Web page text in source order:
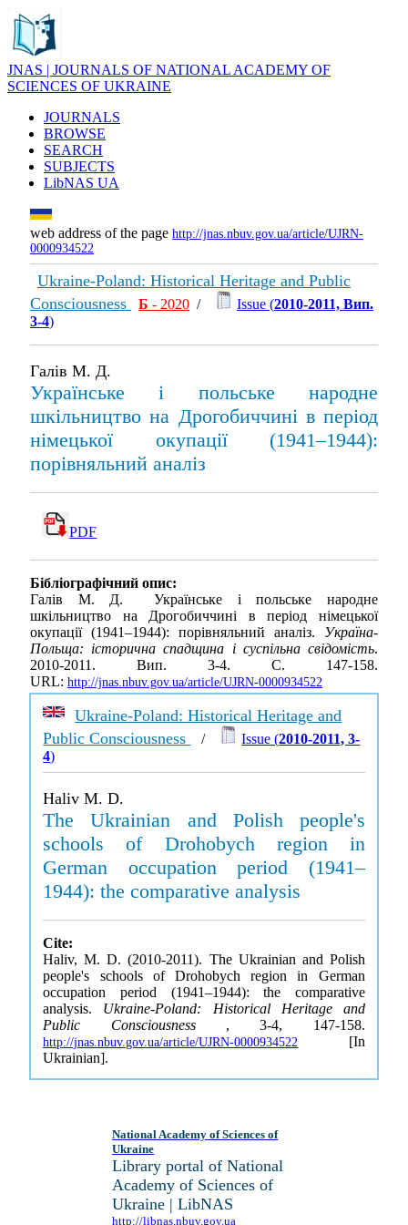
JNAS | JOURNALS OF NATIONAL ACADEMY OF
SCIENCES OF UKRAINE
JOURNALS
BROWSE
SEARCH
SUBJECTS
LibNAS UA
web address of the page http://jnas.nbuv.gov.ua/article/UJRN-
0000934522
Ukraine-Poland: Historical Heritage and Public
Consciousness
Б - 2020 / Issue (2010-2011, Вип.
3-4)
Галів М. Д.
Українське і польське народне
шкільництво на Дрогобиччині в період
німецької окупації (1941–1944):
порівняльний аналіз
PDF
Бібліографічний опис:
Галів М. Д. Українське і польське народне
шкільництво на Дрогобиччині в період німецької
окупації (1941–1944): порівняльний аналіз. Україна-
Польща: історична спадщина і суспільна свідомість.
2010-2011. Вип. 3-4. С. 147-158.
URL: http://jnas.nbuv.gov.ua/article/UJRN-0000934522
Ukraine-Poland: Historical Heritage and
Public Consciousness
/ Issue (2010-2011, 3-
4)
Haliv M. D.
The Ukrainian and Polish people's
schools of Drohobych region in
German occupation period (1941–
1944): the comparative analysis
Cite:
Haliv, M. D. (2010-2011). The Ukrainian and Polish
people's schools of Drohobych region in German
occupation period (1941–1944): the comparative
analysis. Ukraine-Poland: Historical Heritage and
Public Consciousness , 3-4, 147-158.
http://jnas.nbuv.gov.ua/article/UJRN-0000934522 [In
Ukrainian].
National Academy of Sciences of
Ukraine
Library portal of National
Academy of Sciences of
Ukraine | LibNAS
http://libnas.nbuv.gov.ua